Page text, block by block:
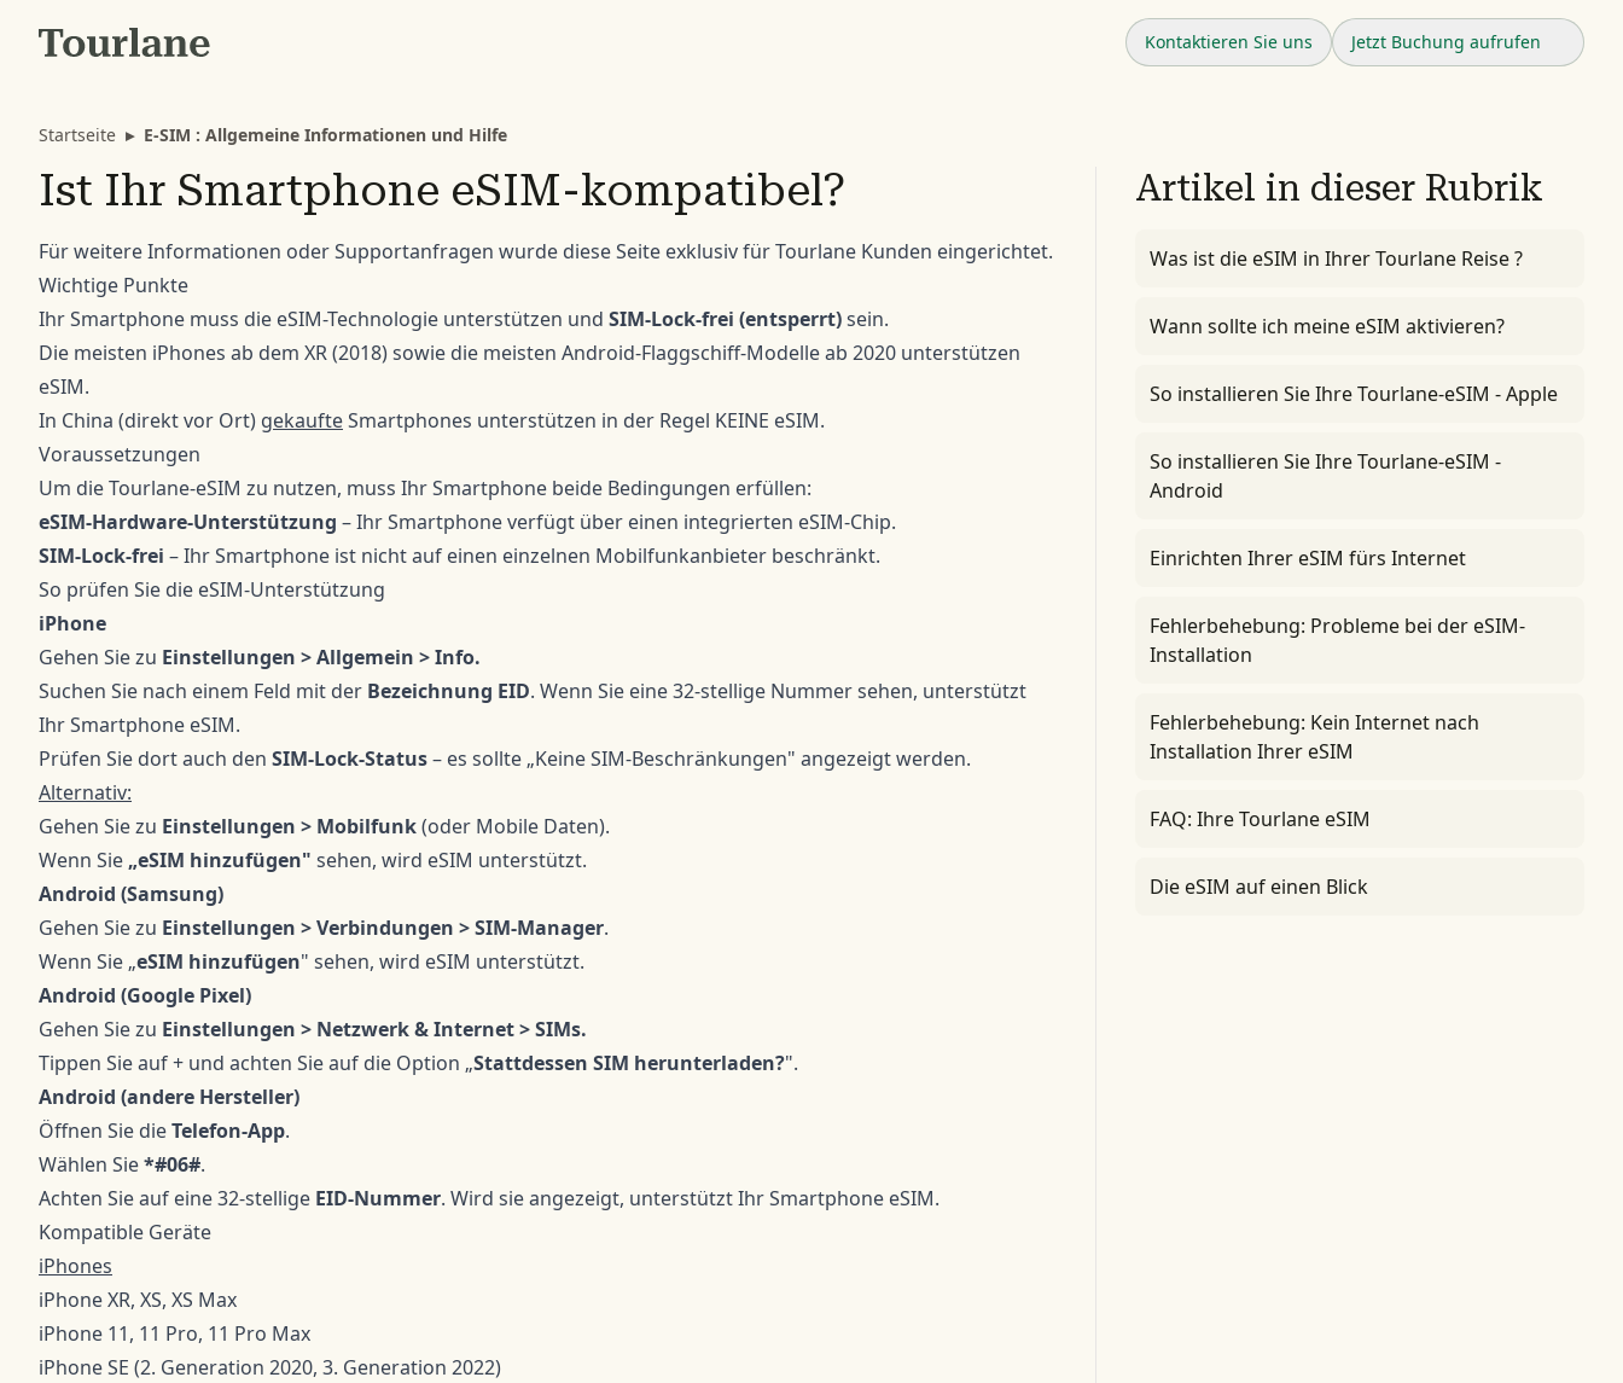
Kontaktieren Sie uns Jetzt Buchung aufrufen
Startseite ▸ E-SIM : Allgemeine Informationen und Hilfe
Ist Ihr Smartphone eSIM-kompatibel?
Für weitere Informationen oder Supportanfragen wurde dieseSeite exklusiv für Tourlane Kunden eingerichtet.
Wichtige Punkte
Ihr Smartphone muss die eSIM-Technologie unterstützen und SIM-Lock-frei (entsperrt)sein.
Die meisten iPhones ab dem XR (2018) sowie die meisten Android-Flaggschiff-Modelle ab 2020 unterstützen
eSIM.
In China (direkt vor Ort) gekaufteSmartphones unterstützen in der Regel KEINE eSIM.
Voraussetzungen
Um die Tourlane-eSIM zu nutzen, muss Ihr Smartphone beide Bedingungen erfüllen:
eSIM-Hardware-Unterstützung – Ihr Smartphone verfügt über einen integrierten eSIM-Chip.
SIM-Lock-frei – Ihr Smartphone ist nicht auf einen einzelnen Mobilfunkanbieter beschränkt.
So prüfen Sie die eSIM-Unterstützung
iPhone
Gehen Sie zu Einstellungen > Allgemein > Info.
Suchen Sie nach einem Feld mit der Bezeichnung EID. Wenn Sie eine 32-stellige Nummer sehen, unterstützt
Ihr Smartphone eSIM.
Prüfen Sie dort auch den SIM-Lock-Status– es sollte „Keine SIM-Beschränkungen" angezeigt werden.
Alternativ:
Gehen Sie zu Einstellungen > Mobilfunk(oder Mobile Daten).
Wenn Sie „eSIM hinzufügen" sehen, wird eSIM unterstützt.
Android (Samsung)
Gehen Sie zu Einstellungen > Verbindungen > SIM-Manager.
Wenn Sie „eSIM hinzufügen" sehen, wird eSIM unterstützt.
Android (Google Pixel)
Gehen Sie zu Einstellungen > Netzwerk & Internet > SIMs.
Tippen Sie auf + und achten Sie auf die Option „Stattdessen SIM herunterladen?".
Android (andere Hersteller)
Öffnen Sie dieTelefon-App.
Wählen Sie*#06#.
Achten Sie auf eine 32-stellige EID-Nummer. Wird sie angezeigt, unterstützt Ihr Smartphone eSIM.
Kompatible Geräte
iPhones
iPhone XR, XS, XS Max
iPhone 11, 11 Pro, 11 Pro Max
iPhone SE (2. Generation 2020, 3. Generation 2022)
Artikel in dieser Rubrik
Was ist die eSIM in Ihrer Tourlane Reise ?
Wann sollte ich meine eSIM aktivieren?
So installieren Sie Ihre Tourlane-eSIM - Apple
So installieren Sie Ihre Tourlane-eSIM -
Android
Einrichten Ihrer eSIM fürs Internet
Fehlerbehebung: Probleme bei der eSIM-
Installation
Fehlerbehebung: Kein Internet nach
Installation Ihrer eSIM
FAQ: Ihre Tourlane eSIM
Die eSIM auf einen Blick